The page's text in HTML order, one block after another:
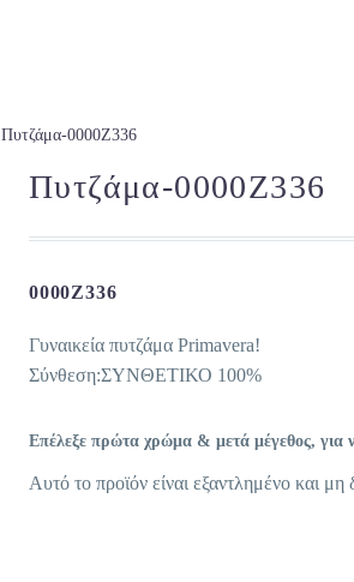
Πυτζάμα-0000Z336
Πυτζάμα-0000Z336
0000Z336
Γυναικεία πυτζάμα Primavera!
Σύνθεση:ΣΥΝΘΕΤΙΚΟ 100%
Επέλεξε πρώτα χρώμα & μετά μέγεθος, για
Αυτό το προϊόν είναι εξαντλημένο και μη